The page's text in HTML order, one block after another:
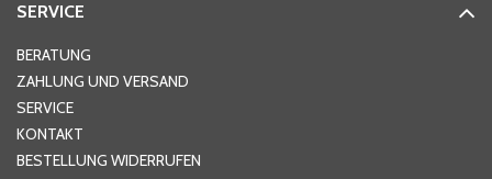
SERVICE
BERATUNG
ZAHLUNG UND VERSAND
SERVICE
KONTAKT
BESTELLUNG WIDERRUFEN